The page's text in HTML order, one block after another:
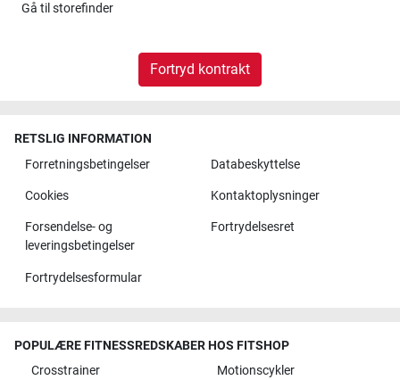
Gå til storefinder
Fortryd kontrakt
RETSLIG INFORMATION
Forretningsbetingelser
Databeskyttelse
Cookies Kontaktoplysninger
Forsendelse- og
leveringsbetingelser
Fortrydelsesret
Fortrydelsesformular
POPULÆRE FITNESSREDSKABER HOS FITSHOP
Crosstrainer
Motionscykler